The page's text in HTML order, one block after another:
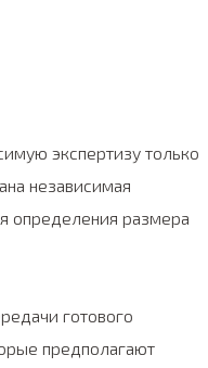
экспертизу только
независимая
определения размера
готового
предполагают